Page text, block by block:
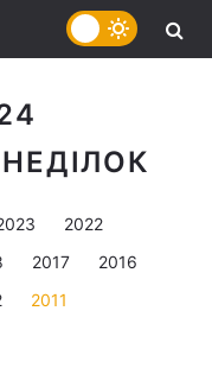
2022
2017
2016
2011